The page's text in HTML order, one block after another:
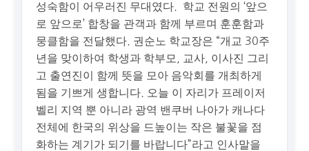
성숙함이 어우러진 무대였다. 학교 전원의 ‘앞으
로 앞으로’ 합창을 관객과 함께 부르며 훈훈함과
뭉클함을 전달했다. 권순노 학교장은 “개교 30주
년을 맞이하여 학생과 학부모, 교사, 이사진 그리
고 출연진이 함께 뜻을 모아 음악회를 개최하게
됨을 기쁘게 생합니다. 오늘 이 자리가 프레이저
벨리 지역 뿐 아니라 광역 밴쿠버 나아가 캐나다
전체에 한국의 위상을 드높이는 작은 불꽃을 점
화하는 계기가 되기를 바랍니다”라고 인사말을